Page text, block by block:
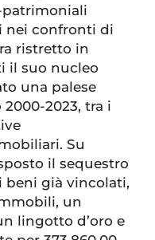
nei confronti di
ristretto in
il suo nucleo
una palese
2023, tra i
Su
il sequestro
beni già vincolati,
un
lingotto d’oro e